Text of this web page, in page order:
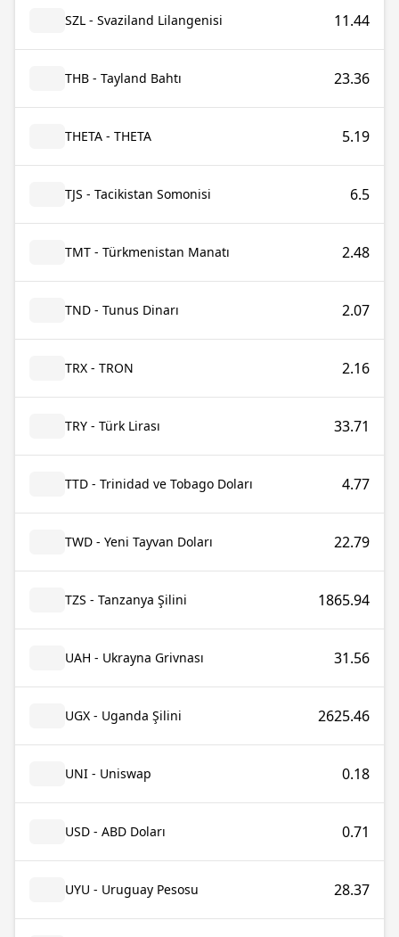
SZL - Svaziland Lilangenisi 11.44
THB - Tayland Bahtı 23.36
THETA - THETA 5.19
TJS - Tacikistan Somonisi 6.5
TMT - Türkmenistan Manatı 2.48
TND - Tunus Dinarı 2.07
TRX - TRON 2.16
TRY - Türk Lirası 33.71
TTD - Trinidad ve Tobago Doları 4.77
TWD - Yeni Tayvan Doları 22.79
TZS - Tanzanya Şilini 1865.94
UAH - Ukrayna Grivnası 31.56
UGX - Uganda Şilini 2625.46
UNI - Uniswap 0.18
USD - ABD Doları 0.71
UYU - Uruguay Pesosu 28.37